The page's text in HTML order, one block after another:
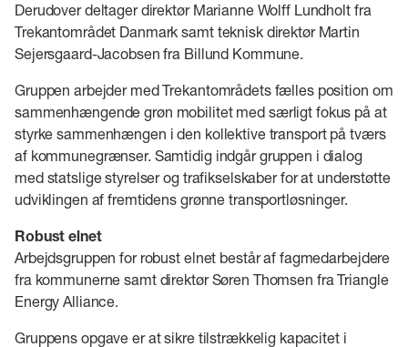
Derudover deltager direktør Marianne Wolff Lundholt fra
Trekantområdet Danmark samt teknisk direktør Martin
Sejersgaard-Jacobsen fra Billund Kommune.
Gruppen arbejder med Trekantområdets fælles position om
sammenhængende grøn mobilitet med særligt fokus på at
styrke sammenhængen i den kollektive transport på tværs
af kommunegrænser. Samtidig indgår gruppen i dialog
med statslige styrelser og trafikselskaber for at understøtte
udviklingen af fremtidens grønne transportløsninger.
Robust elnet
Arbejdsgruppen for robust elnet består af fagmedarbejdere
fra kommunerne samt direktør Søren Thomsen fra Triangle
Energy Alliance.
Gruppens opgave er at sikre tilstrækkelig kapacitet i